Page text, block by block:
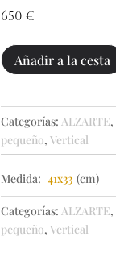
650 €
Torre
Guadiaro
Añadir a la cesta
Categorías: ALZARTE,
pequeño, Vertical
Medida: 41x33 (cm)
Categorías: ALZARTE,
pequeño, Vertical